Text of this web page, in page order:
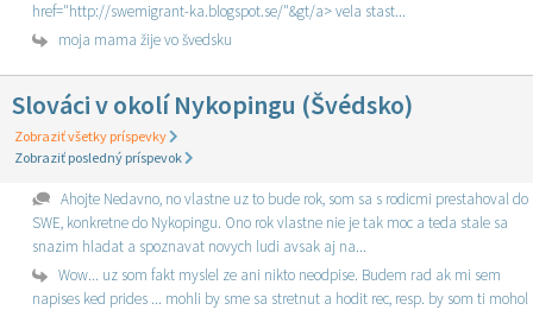
href="http://swemigrant-ka.blogspot.se/"&gt/a> vela stast...
moja mama žije vo švedsku
Slováci v okolí Nykopingu (Švédsko)
Zobraziť všetky príspevky
Zobraziť posledný príspevok
Ahojte Nedavno, no vlastne uz to bude rok, som sa s rodicmi prestahoval do
SWE, konkretne do Nykopingu. Ono rok vlastne nie je tak moc a teda stale sa
snazim hladat a spoznavat novych ludi avsak aj na...
Wow... uz som fakt myslel ze ani nikto neodpise. Budem rad ak mi sem
napises ked prides ... mohli by sme sa stretnut a hodit rec, resp. by som ti mohol